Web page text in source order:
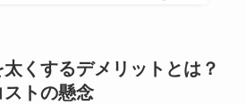
くするデメリットとは？
トの懸念